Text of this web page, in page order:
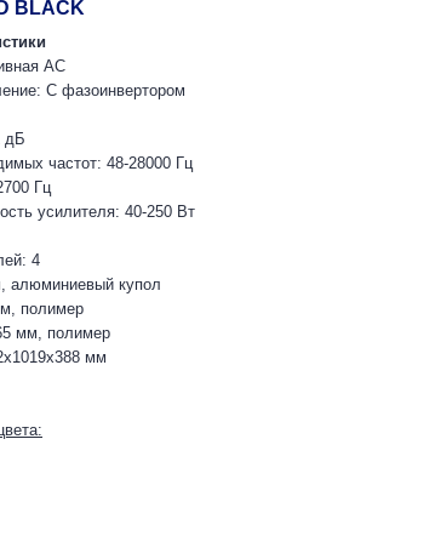
BLACK
АС
С фазоинвертором
дБ
частот: 48-28000 Гц
Гц
усилителя: 40-250 Вт
4
алюминиевый купол
полимер
мм, полимер
мм